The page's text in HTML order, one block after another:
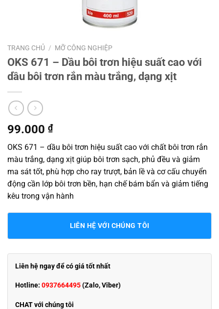
TRANG CHỦ / MỠ CÔNG NGHIỆP
OKS 671 – Dầu bôi trơn hiệu suất cao với
dầu bôi trơn rắn màu trắng, dạng xịt
99.000 ₫
OKS 671 – dầu bôi trơn hiệu suất cao với chất bôi trơn rắn
màu trắng, dạng xịt giúp bôi trơn sạch, phủ đều và giảm
ma sát tốt, phù hợp cho ray trượt, bản lề và cơ cấu chuyển
động cần lớp bôi trơn bền, hạn chế bám bẩn và giảm tiếng
kêu trong vận hành
LIÊN HỆ VỚI CHÚNG TÔI
Liên hệ ngay để có giá tốt nhất
Hotline: 0937664495(Zalo, Viber)
CHAT với chúng tôi